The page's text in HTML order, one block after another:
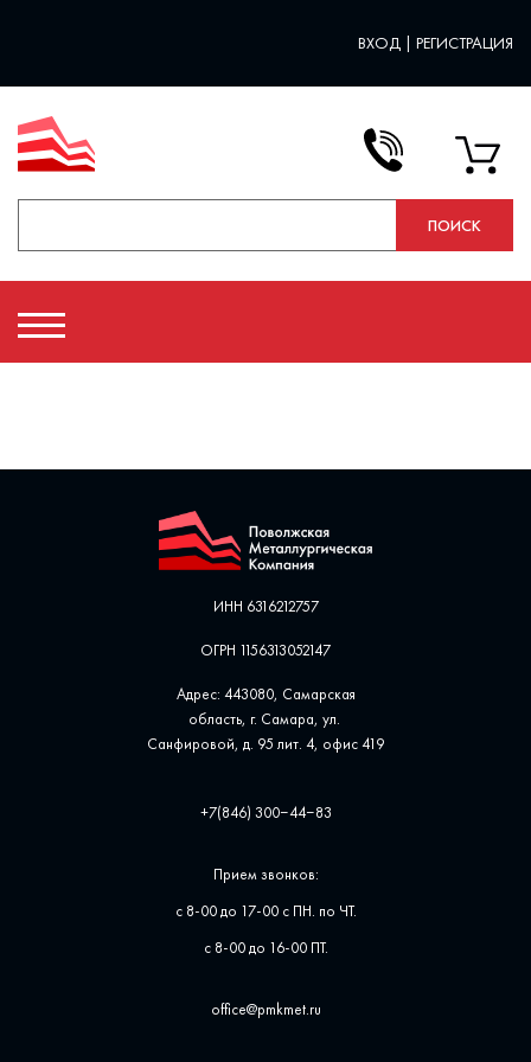
ВХОД | РЕГИСТРАЦИЯ
ИНН 6316212757
ОГРН 1156313052147
Адрес: 443080, Самарская
область, г. Самара, ул. ​
Санфировой, д. 95 лит. 4, офис ​419
+7(846) 300‒44‒83
Прием звонков:
с 8-00 до 17-00 с ПН. по ЧТ.
с 8-00 до 16-00 ПТ.
office@pmkmet.ru